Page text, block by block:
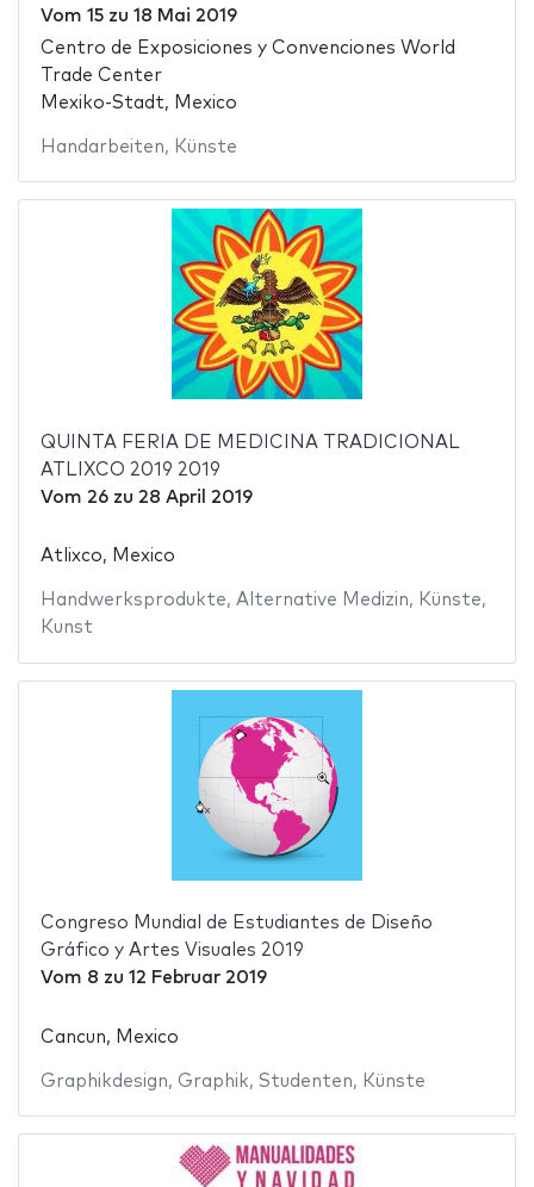
Vom 15zu 18 Mai 2019
Centro de Exposiciones y Convenciones World
Trade Center
Mexiko-Stadt, Mexico
Handarbeiten, Künste
QUINTA FERIA DE MEDICINA TRADICIONAL
ATLIXCO 2019 2019
Vom 26zu 28 April 2019
Atlixco, Mexico
Handwerksprodukte, Alternative Medizin, Künste,
Kunst
Congreso Mundial de Estudiantes de Diseño
Gráfico y Artes Visuales 2019
Vom 8 zu 12 Februar 2019
Cancun, Mexico
Graphikdesign, Graphik, Studenten, Künste